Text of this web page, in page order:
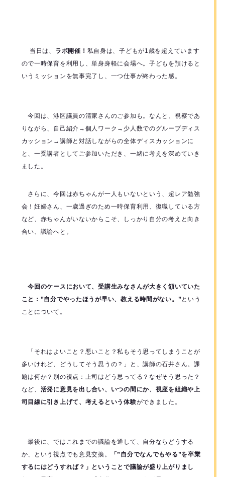
当日は、 ラボ開催！ 私自身は、子どもが1歳を超えています
ので一時保育を利用し、単身身軽に会場へ。子どもを預けると
いうミッションを無事完了し、一つ仕事が終わった感。
今回は、港区議員の清家さんのご参加も。なんと、視察であ
りながら、自己紹介→個人ワーク→少人数でのグループディス
カッション→講師と対話しながらの全体ディスカッションに
と、一受講者としてご参加いただき、一緒に考えを深めていき
ました。
さらに、今回は赤ちゃんが一人もいないという、超レア勉強
会！妊婦さん、一歳過ぎのため一時保育利用、復職している方
など、赤ちゃんがいないからこそ、しっかり自分の考えと向き
合い、議論へと。
今回のケースにおいて、受講生みなさんが大きく頷いていた
こと： ”自分でやったほうが早い、教える時間がない。”という
ことについて。
「それはよいこと？悪いこと？私もそう思ってしまうことが
多いけれど、どうしてそう思うの？」と、講師の石井さん。課
題は何か？別の視点：上司はどう思ってる？なぜそう思った？
など、 活発に意見を出し合い、いつの間にか、視座を組織や上
司目線に引き上げて、考えるという体験ができました。
最後に、ではこれまでの議論を通して、自分ならどうする
か、という視点でも意見交換。
「”自分でなんでもやる”を卒業
するにはどうすれば？」ということで議論が盛り上がりまし